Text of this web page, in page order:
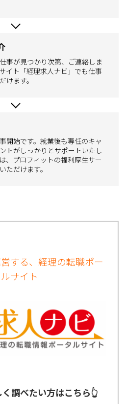
事が見つかり次第、ご連絡しま
イト「経理求人ナビ」でも仕事
けます。
開始です。就業後も専任のキャ
トがしっかりとサポートいたし
、プロフィットの福利厚生サー
ただけます。
する、経理の転職ポー
サイト
調べたい方はこちら👆